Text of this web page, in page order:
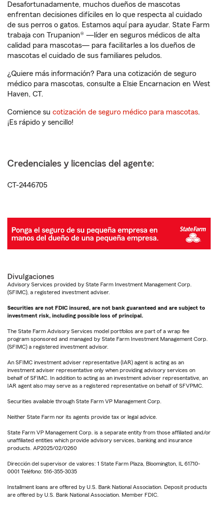
Desafortunadamente, muchos dueños de mascotas
enfrentan decisiones difíciles en lo que respecta al cuidado
de sus perros o gatos. Estamos aquí para ayudar. State Farm
trabaja con Trupanion® —líder en seguros médicos de alta
calidad para mascotas— para facilitarles a los dueños de
mascotas el cuidado de sus familiares peludos.
¿Quiere más información? Para una cotización de seguro
médico para mascotas, consulte a Elsie Encarnacion en West
Haven, CT.
Comience su cotización de seguro médico para mascotas.
¡Es rápido y sencillo!
Credenciales y licencias del agente:
CT-2446705
Divulgaciones
Advisory Services provided by State Farm Investment Management Corp.
(SFIMC), a registered investment adviser.
Securities are not FDIC insured, are not bank guaranteed and are subject to
investment risk, including possible loss of principal.
The State Farm Advisory Services model portfolios are part of a wrap fee
program sponsored and managed by State Farm Investment Management Corp.
(SFIMC) a registered investment advisor.
An SFIMC investment adviser representative (IAR) agent is acting as an
investment adviser representative only when providing advisory services on
behalf of SFIMC. In addition to acting as an investment adviser representative, an
IAR agent also may serve as a registered representative on behalf of SFVPMC.
Securities available through State Farm VP Management Corp.
Neither State Farm nor its agents provide tax or legal advice.
State Farm VP Management Corp. is a separate entity from those affiliated and/or
unaffiliated entities which provide advisory services, banking and insurance
products. AP2025/02/0260
Dirección del supervisor de valores: 1 State Farm Plaza, Bloomington, IL 61710-
0001 Teléfono: 516-355-3035
Installment loans are offered by U.S. Bank National Association. Deposit products
are offered by U.S. Bank National Association. Member FDIC.